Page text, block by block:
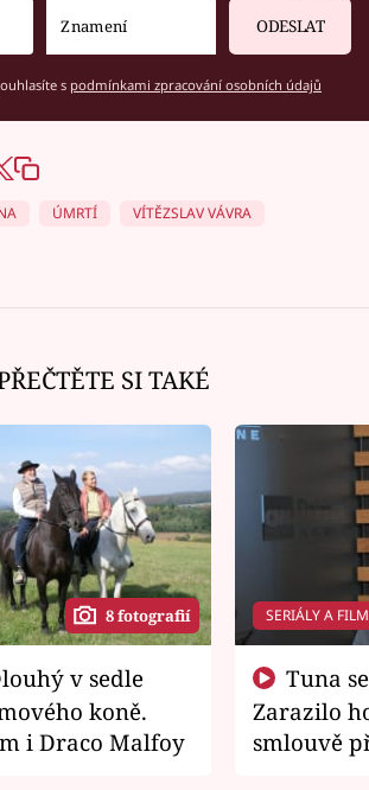
ODESLAT
s podmínkami zpracování osobních údajů
ÚMRTÍ
VÍTĚZSLAV VÁVRA
SI TAKÉ
8 fotografií
koně.
i Draco Malfoy
SERIÁLY A
Zarazilo
smlouvě